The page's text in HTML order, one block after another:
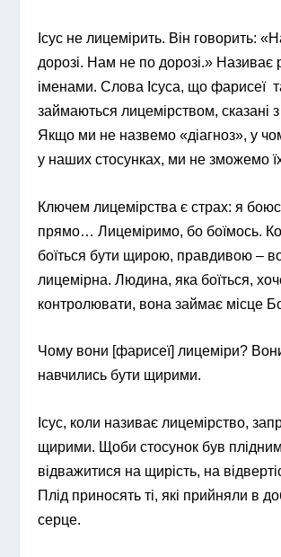
Ісус не лицемірить. Він говорить:
дорозі. Нам не по дорозі.» Називає
іменами. Слова Ісуса, що фарисеї
займаються лицемірством, сказані
Якщо ми не назвемо «діагноз», у
у наших стосунках, ми не зможемо
Ключем лицемірства є страх: я
прямо… Лицеміримо, бо боїмось.
боїться бути щирою, правдивою –
лицемірна. Людина, яка боїться,
контролювати, вона займає місце
Чому вони [фарисеї] лицеміри?
навчились бути щирими.
Ісус, коли називає лицемірство,
щирими. Щоби стосунок був
відважитися на щирість, на
Плід приносять ті, які прийняли в
серце.